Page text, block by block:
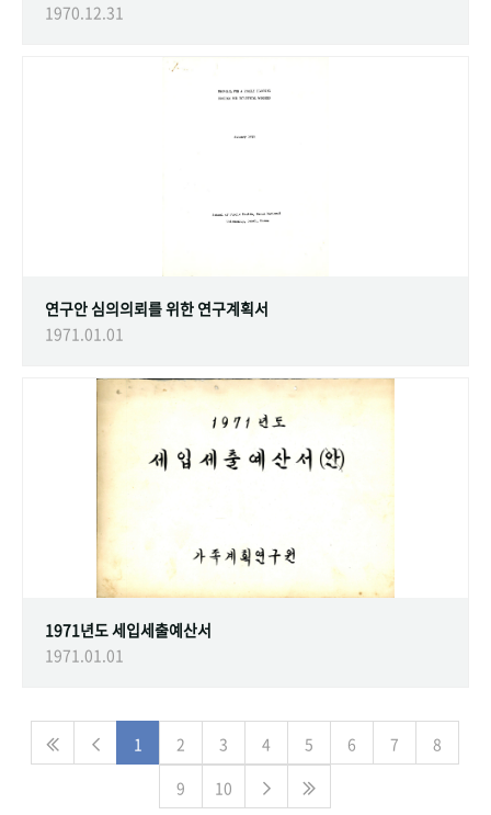
1970.12.31
연구안 심의의뢰를 위한 연구계획서
1971.01.01
1971년도 세입세출예산서
1971.01.01
1 2 3 4 5 6 7
8
9
10